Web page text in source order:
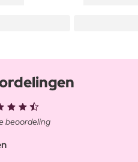
beoordeling